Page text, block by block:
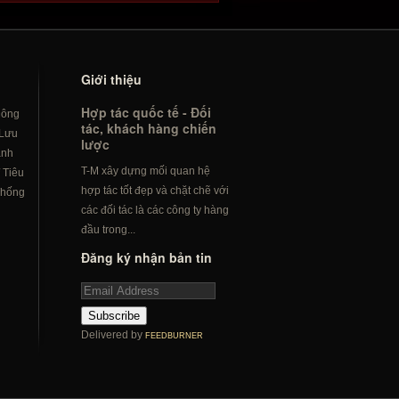
Lưu
Tiêu
Giới thiệu
Hợp tác quốc tế - Đối
tác, khách hàng chiến
lược
T-M xây dựng mối quan hệ
hợp tác tốt đẹp và chặt chẽ với
các đối tác là các công ty hàng
đầu trong...
Đăng ký nhận bản tin
Subscribe
Delivered by FEEDBURNER